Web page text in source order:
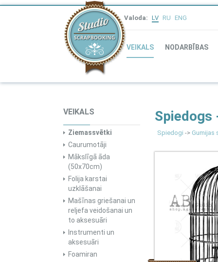
Valoda: LV RU ENG
VEIKALS NODARBĪBAS
VEIKALS
Ziemassvētki
Caurumotāji
Mākslīgā āda
(50x70cm)
Folija karstai
uzklāšanai
Mašīnas griešanai un
reljefa veidošanai un
to aksesuāri
Instrumenti un
aksesuāri
Foamiran
Spiedogs
Spiedogi -> Gumijas